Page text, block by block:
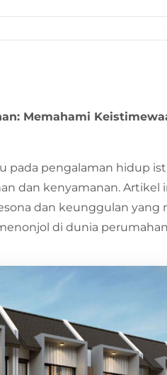
Memahami
pada pengalaman hidup
dan kenyamanan. Artikel
dan keunggulan yang
di dunia